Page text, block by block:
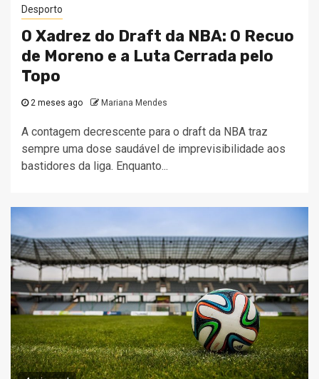
Desporto
O Xadrez do Draft da NBA: O Recuo
de Moreno e a Luta Cerrada pelo
Topo
2 meses ago Mariana Mendes
A contagem decrescente para o draft da NBA traz
sempre uma dose saudável de imprevisibilidade aos
bastidores da liga. Enquanto...